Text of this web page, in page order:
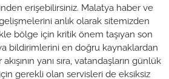
erişebilirsiniz. Malatya haber ve
anlık olarak sitemizden
bölge için kritik önem taşıyan son
bildirimlerini en doğru kaynaklardan
yanı sıra, vatandaşların günlük
için gerekli olan servisleri de eksiksiz